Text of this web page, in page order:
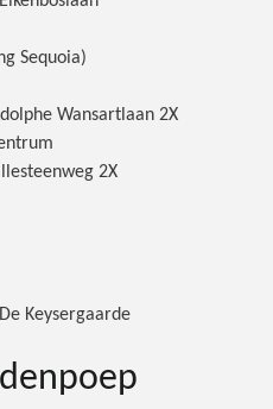
Sequoia)
Wansartlaan 2X
2X
Keysergaarde